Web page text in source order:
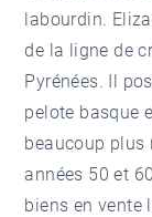
labourdin.
de la ligne de
Pyrénées. Il
pelote basque
beaucoup plus
années 50 et
biens en vente